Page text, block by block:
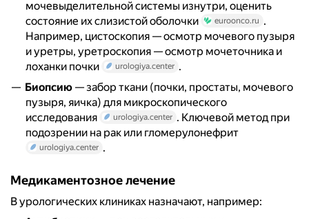
мочевыделительной системы изнутри, оценить
состояние их слизистой оболочки
euroonco.ru .
Например, цистоскопия — осмотр мочевого пузыря
и уретры, уретроскопия — осмотр мочеточника и
лоханки почки
urologiya.center .
Биопсию — забор ткани (почки, простаты, мочевого
пузыря, яичка) для микроскопического
исследования
urologiya.center . Ключевой метод при
подозрении на рак или гломерулонефрит
urologiya.center .
Медикаментозное лечение
В урологических клиниках назначают, например: